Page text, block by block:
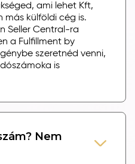
ami lehet Kft,
más külföldi cég is.
Seller Central-ra
a Fulfillment by
szeretnéd venni,
is
Nem